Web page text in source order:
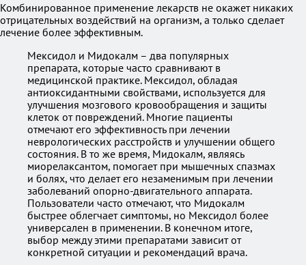
Комбинированное применение лекарств не окажет никаких
отрицательных воздействий на организм, а только сделает
лечение более эффективным.
Мексидол и Мидокалм – два популярных
препарата, которые часто сравнивают в
медицинской практике. Мексидол, обладая
антиоксидантными свойствами, используется для
улучшения мозгового кровообращения и защиты
клеток от повреждений. Многие пациенты
отмечают его эффективность при лечении
неврологических расстройств и улучшении общего
состояния. В то же время, Мидокалм, являясь
миорелаксантом, помогает при мышечных спазмах
и болях, что делает его незаменимым при лечении
заболеваний опорно-двигательного аппарата.
Пользователи часто отмечают, что Мидокалм
быстрее облегчает симптомы, но Мексидол более
универсален в применении. В конечном итоге,
выбор между этими препаратами зависит от
конкретной ситуации и рекомендаций врача.